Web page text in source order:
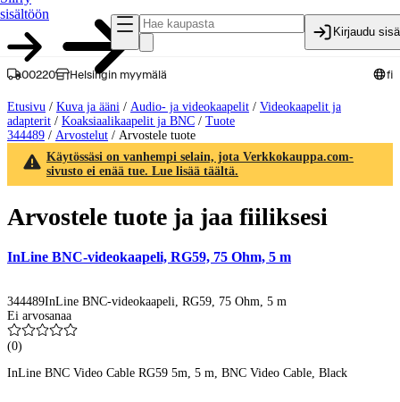
sisältöön
Kirjaudu
00220 Helsingin myymälä fi
Etusivu / Kuva ja ääni / Audio- ja videokaapelit / Videokaapelit ja
adapterit / Koaksiaalikaapelit ja BNC / Tuote
344489 / Arvostelut / Arvostele tuote
Käytössäsi on vanhempi selain, jota Verkkokauppa.com-
sivusto ei enää tue. Lue lisää täältä.
Arvostele tuote ja jaa fiiliksesi
InLine BNC-videokaapeli, RG59, 75 Ohm, 5 m
344489InLine BNC-videokaapeli, RG59, 75 Ohm, 5 m
Ei arvosanaa
(0)
InLine BNC Video Cable RG59 5m, 5 m, BNC Video Cable, Black